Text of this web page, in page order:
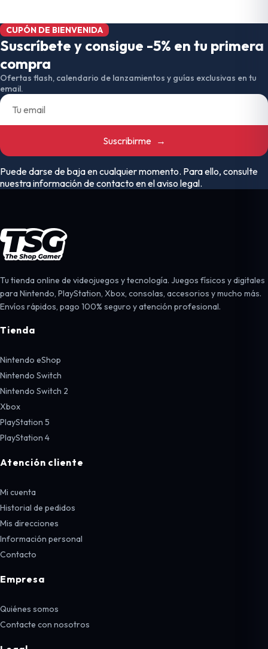
CUPÓN DE BIENVENIDA
Suscríbete y consigue -5% en tu primera
compra
Ofertas flash, calendario de lanzamientos y guías exclusivas en tu
email.
Suscribirme →
Puede darse de baja en cualquier momento. Para ello, consulte
nuestra información de contacto en el aviso legal.
Tu tienda online de videojuegos y tecnología. Juegos físicos y digitales
para Nintendo, PlayStation, Xbox, consolas, accesorios y mucho más.
Envíos rápidos, pago 100% seguro y atención profesional.
Tienda
Nintendo eShop
Nintendo Switch
Nintendo Switch 2
Xbox
PlayStation 5
PlayStation 4
Atención cliente
Mi cuenta
Historial de pedidos
Mis direcciones
Información personal
Contacto
Empresa
Quiénes somos
Contacte con nosotros